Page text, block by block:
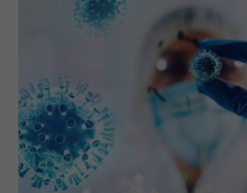
Long COVID persistă mult
se întâmplă lucrul acesta